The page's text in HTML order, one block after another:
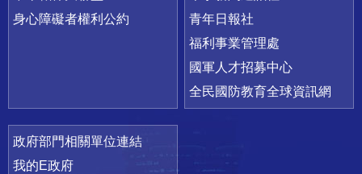
身心障礙者權利公約
青年日報社
福利事業管理處
國軍人才招募中心
全民國防教育全球資訊網
政府部門相關單位連結
我的E政府